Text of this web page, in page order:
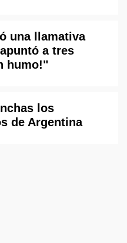
una llamativa
a tres
humo!"
los
de Argentina